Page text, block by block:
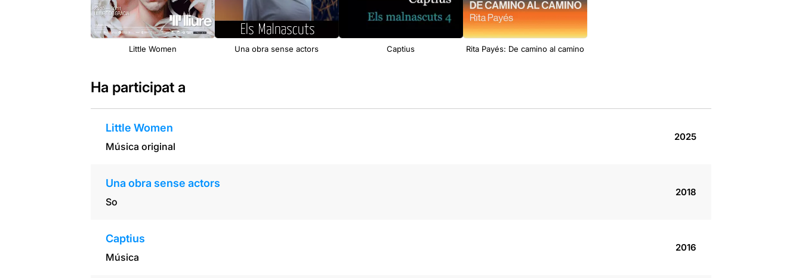
Little Women Una obra sense actors Captius Rita Payés: De camino al camino
Ha participat a
Little Women
Música original
2025
Una obra sense actors
So
2018
Captius
Música
2016